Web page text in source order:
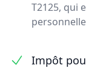
T2125, qui
Impôt